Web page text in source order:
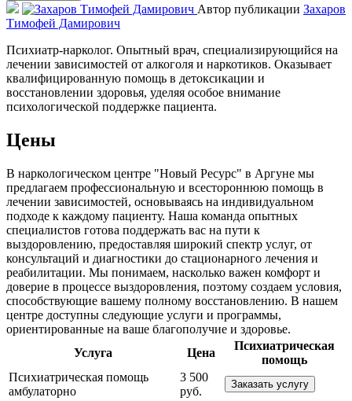
Автор публикации Захаров
Тимофей Дамирович
Психиатр-нарколог. Опытный врач, специализирующийся на
лечении зависимостей от алкоголя и наркотиков. Оказывает
квалифицированную помощь в детоксикации и
восстановлении здоровья, уделяя особое внимание
психологической поддержке пациента.
Цены
В наркологическом центре "Новый Ресурс" в Аргуне мы
предлагаем профессиональную и всестороннюю помощь в
лечении зависимостей, основываясь на индивидуальном
подходе к каждому пациенту. Наша команда опытных
специалистов готова поддержать вас на пути к
выздоровлению, предоставляя широкий спектр услуг, от
консультаций и диагностики до стационарного лечения и
реабилитации. Мы понимаем, насколько важен комфорт и
доверие в процессе выздоровления, поэтому создаем условия,
способствующие вашему полному восстановлению. В нашем
центре доступны следующие услуги и программы,
ориентированные на ваше благополучие и здоровье.
Услуга
Цена
Психиатрическая
помощь
Психиатрическая помощь
амбулаторно
3 500
руб.
Заказать услугу